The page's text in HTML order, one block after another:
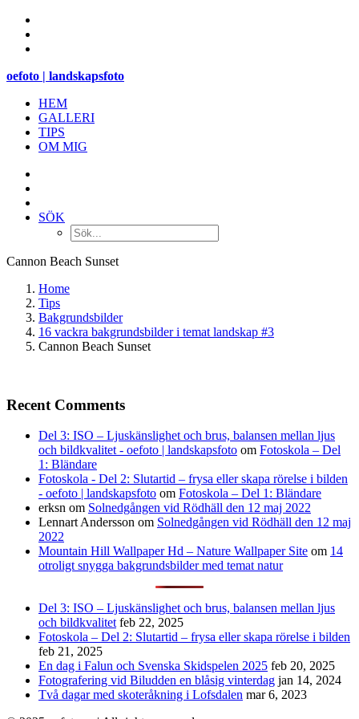
oefoto | landskapsfoto
HEM
GALLERI
TIPS
OM MIG
SÖK
Cannon Beach Sunset
Home
Tips
Bakgrundsbilder
16 vackra bakgrundsbilder i temat landskap #3
Cannon Beach Sunset
Recent Comments
Del 3: ISO – Ljuskänslighet och brus, balansen mellan ljus
och bildkvalitet - oefoto | landskapsfoto om Fotoskola – Del
1: Bländare
Fotoskola - Del 2: Slutartid – frysa eller skapa rörelse i bilden
- oefoto | landskapsfoto om Fotoskola – Del 1: Bländare
erksn om Solnedgången vid Rödhäll den 12 maj 2022
Lennart Andersson om Solnedgången vid Rödhäll den 12 maj
2022
Mountain Hill Wallpaper Hd – Nature Wallpaper Site om 14
otroligt snygga bakgrundsbilder med temat natur
Del 3: ISO – Ljuskänslighet och brus, balansen mellan ljus
och bildkvalitet feb 22, 2025
Fotoskola – Del 2: Slutartid – frysa eller skapa rörelse i bilden
feb 21, 2025
En dag i Falun och Svenska Skidspelen 2025 feb 20, 2025
Fotografering vid Biludden en blåsig vinterdag jan 14, 2024
Två dagar med skoteråkning i Lofsdalen mar 6, 2023